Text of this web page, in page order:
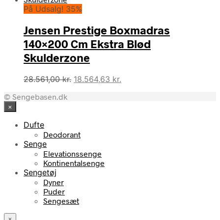
På Udsalg! 35%
Jensen Prestige Boxmadras
140×200 Cm Ekstra Blød
Skulderzone
28.561,00kr. Den
18.564,63 kr.
© Sengebasen.dk
×
Dufte
Deodorant
Senge
Elevationssenge
Kontinentalsenge
Sengetøj
Dyner
Puder
Sengesæt
×